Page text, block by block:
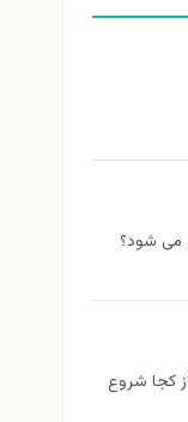
می شود؟
كجا شروع